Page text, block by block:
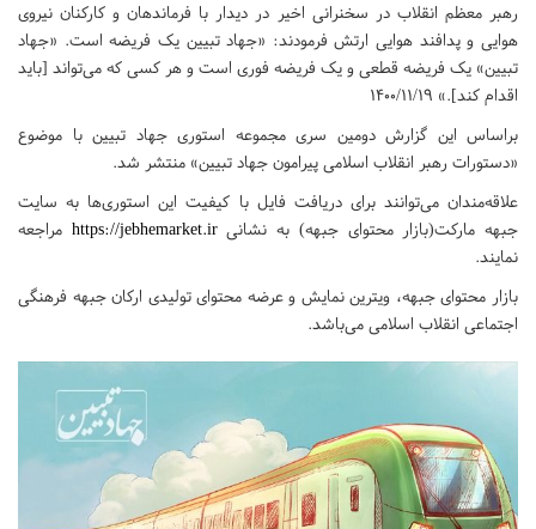
رهبر معظم انقلاب در سخنرانی اخیر در دیدار با فرماندهان و کارکنان نیروی
هوایی و پدافند هوایی ارتش فرمودند: «جهاد تبیین یک فریضه است. «جهاد
تبیین» یک فریضه‌ قطعی و یک فریضه‌ فوری است و هر کسی که می‌تواند [باید
اقدام کند].» ۱۴۰۰/۱۱/۱۹
براساس این گزارش دومین سری مجموعه استوری جهاد تبیین با موضوع
«دستورات رهبر انقلاب اسلامی پیرامون جهاد تبیین» منتشر شد.
علاقه‌مندان می‌توانند برای دریافت فایل با کیفیت این استوری‌ها به سایت
جبهه مارکت(بازار محتوای جبهه) به نشانیhttps://jebhemarket.ir مراجعه
نمایند.
بازار محتوای جبهه، ویترین نمایش و عرضه محتوای تولیدی ارکان جبهه فرهنگی
اجتماعی انقلاب اسلامی می‌باشد.